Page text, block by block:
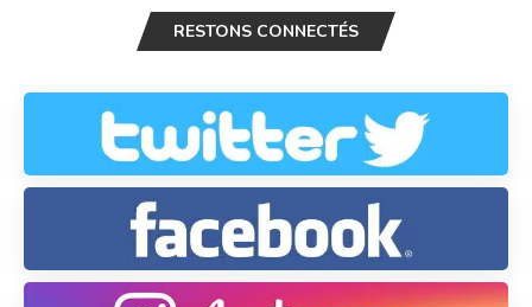
RESTONS CONNECTÉS